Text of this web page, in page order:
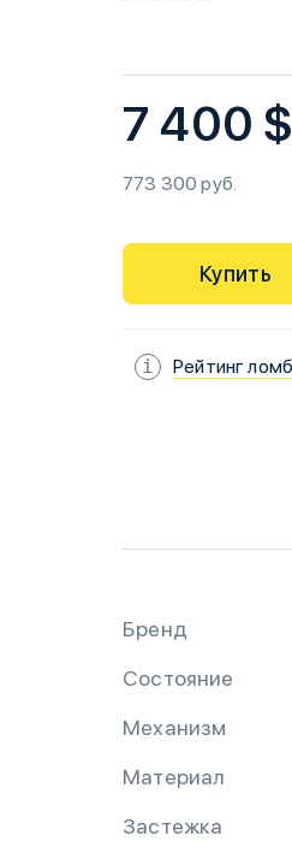
7 400 $
773 300 руб.
Купить
Рейтинг
Бренд
Состояние
Механизм
Материал
Застежка